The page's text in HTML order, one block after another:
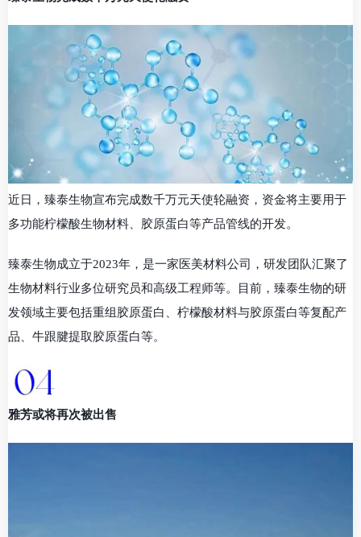
近日，臻泰生物宣布完成数千万元天使轮融资，资金将主要用于
多功能柠檬酸生物材料、胶原蛋白等产品管线的开发。
臻泰生物成立于2023年，是一家医美材料公司，研发团队汇聚了
生物材料行业多位研究员和高级工程师等。目前，臻泰生物的研
发领域主要包括重组胶原蛋白、柠檬酸材料与胶原蛋白等复配产
品、牛跟腱提取胶原蛋白等。
雅芳或将再次被出售